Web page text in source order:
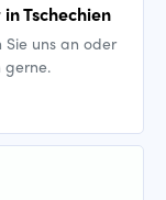
Tschechien
Sie uns an oder
gerne.